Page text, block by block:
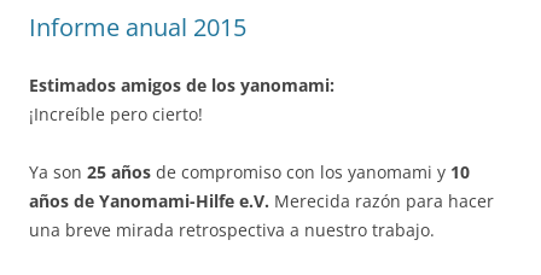
Informe anual 2015
Estimados amigos de los yanomami:
¡Increíble pero cierto!
Ya son 25 años de compromiso con los yanomami y 10
años de Yanomami-Hilfe e.V. Merecida razón para hacer
una breve mirada retrospectiva a nuestro trabajo.